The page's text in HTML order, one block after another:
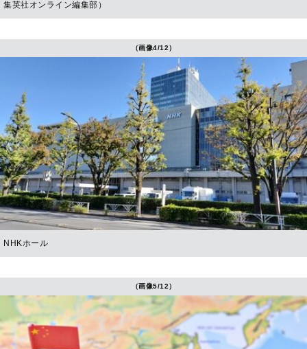
集英社オンライン編集部）
（画像4/12）
NHKホール
（画像5/12）